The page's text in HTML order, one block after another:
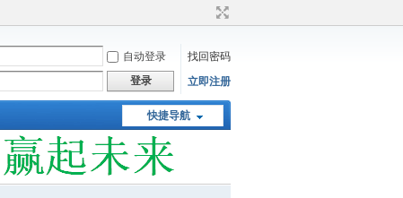
自动登录
找回密码
登录 立即注册
快捷导航